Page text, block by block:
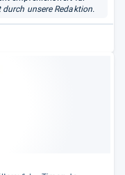
unsere Redaktion.